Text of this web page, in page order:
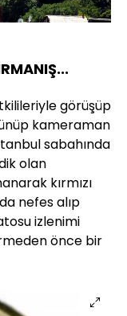
görüşüp
kameraman
sabahında
olan
kırmızı
nefes alıp
izlenimi
önce bir